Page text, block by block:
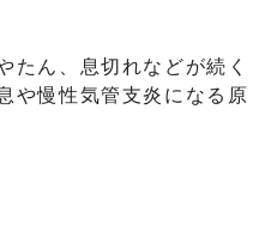
たん、息切れなどが続く
や慢性気管支炎になる原